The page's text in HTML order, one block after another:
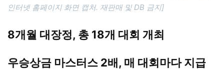
인터넷 홈페이지 화면 캡처. 재판매 및 DB 금지]
8개월 대장정, 총 18개 대회 개최
우승상금 마스터스 2배, 매 대회마다 지급